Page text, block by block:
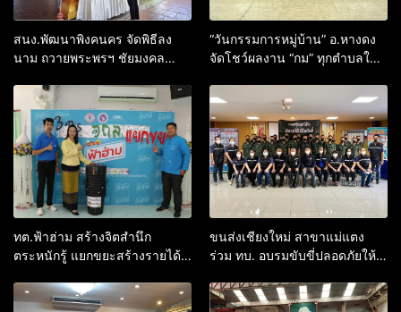
สนง.พัฒนาพิงคนคร จัดพิธีลง
นาม​ ถวายพระพรฯ​ ชัยมงคล
ราชินี วันเฉลิมพระชนมพรรษา
3 มิ.ย.​ 66​
“วันกรรมการหมู่บ้าน” อ.หางดง
จัดโชว์ผลงาน “กม” ทุกตำบลใน
ทต.ฟ้าฮ่าม สร้างจิตสำนึก
ตระหนักรู้ แยกขยะสร้างรายได้
ขนส่งเชียงใหม่ สาขาแม่แตง
ร่วม ทบ. อบรมขับขี่ปลอดภัยให้